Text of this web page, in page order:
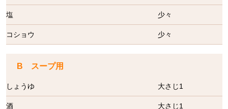
塩 少々
コショウ 少々
B スープ用
しょうゆ 大さじ1
酒 大さじ1